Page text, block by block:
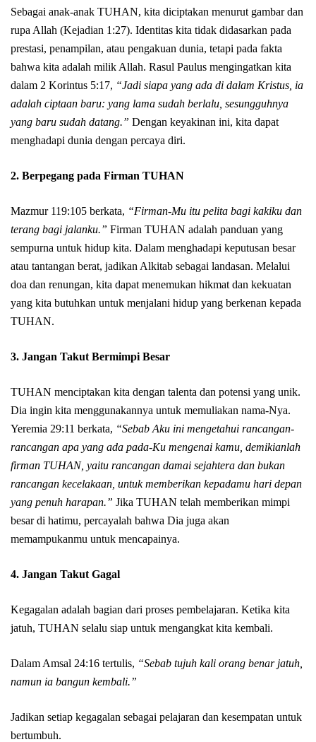
Sebagai anak-anak TUHAN, kita diciptakan menurut gambar dan
rupa Allah (Kejadian 1:27). Identitas kita tidak didasarkan pada
prestasi, penampilan, atau pengakuan dunia, tetapi pada fakta
bahwa kita adalah milik Allah. Rasul Paulus mengingatkan kita
dalam 2 Korintus 5:17, “Jadi siapa yang ada di dalam Kristus, ia
adalah ciptaan baru: yang lama sudah berlalu, sesungguhnya
yang baru sudah datang.” Dengan keyakinan ini, kita dapat
menghadapi dunia dengan percaya diri.
2. Berpegang pada Firman TUHAN
Mazmur 119:105 berkata, “Firman-Mu itu pelita bagi kakiku dan
terang bagi jalanku.” Firman TUHAN adalah panduan yang
sempurna untuk hidup kita. Dalam menghadapi keputusan besar
atau tantangan berat, jadikan Alkitab sebagai landasan. Melalui
doa dan renungan, kita dapat menemukan hikmat dan kekuatan
yang kita butuhkan untuk menjalani hidup yang berkenan kepada
TUHAN.
3. Jangan Takut Bermimpi Besar
TUHAN menciptakan kita dengan talenta dan potensi yang unik.
Dia ingin kita menggunakannya untuk memuliakan nama-Nya.
Yeremia 29:11 berkata, “Sebab Aku ini mengetahui rancangan-
rancangan apa yang ada pada-Ku mengenai kamu, demikianlah
firman TUHAN, yaitu rancangan damai sejahtera dan bukan
rancangan kecelakaan, untuk memberikan kepadamu hari depan
yang penuh harapan.” Jika TUHAN telah memberikan mimpi
besar di hatimu, percayalah bahwa Dia juga akan
memampukanmu untuk mencapainya.
4. Jangan Takut Gagal
Kegagalan adalah bagian dari proses pembelajaran. Ketika kita
jatuh, TUHAN selalu siap untuk mengangkat kita kembali.
Dalam Amsal 24:16 tertulis, “Sebab tujuh kali orang benar jatuh,
namun ia bangun kembali.”
Jadikan setiap kegagalan sebagai pelajaran dan kesempatan untuk
bertumbuh.